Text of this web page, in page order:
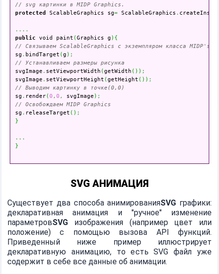
// svg картинки в MIDP Graphics.
protected
ScalableGraphics sg= ScalableGraphics .
....
public void paint (Graphics g ) {
// Связываем ScalableGraphics с экземпляром класса MIDP's
sg . bindTarget (g ) ;
// Устанавливаем размеры рисунка
svgImage . setViewportWidth (getWidth ( ) ) ;
svgImage . setViewportHeight (getHeight ( ) ) ;
// Выводим картинку в точке(0,0)
sg . render(0 , 0 , svgImage ) ;
// Освобождаем MIDP Graphics
sg . releaseTarget ( ) ;
}
...
}
SVG АНИМАЦИЯ
Существует два способа анимированияSVG графики:
декларативная анимация и "ручное" изменение
параметровSVG изображения (например цвет или
положение) с помощью вызова API функций.
Приведенный ниже пример иллюстрирует
декларативную анимацию, то есть SVG файл уже
содержит в себе все данные об анимации.